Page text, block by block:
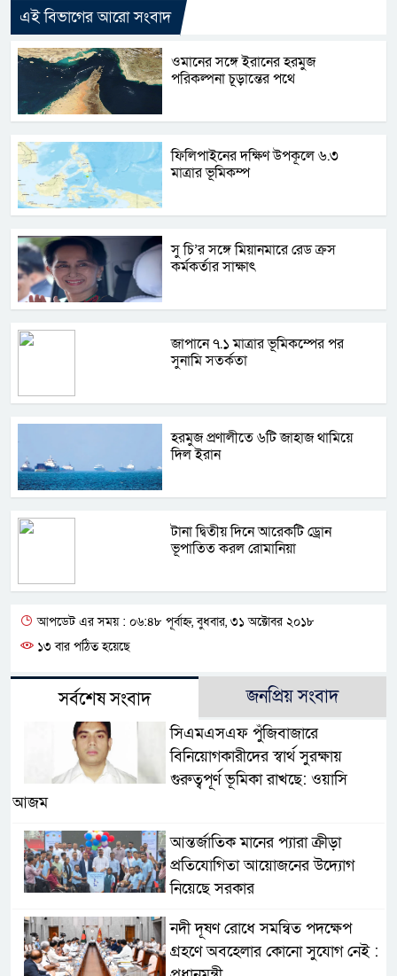
এই বিভাগের আরো সংবাদ
ওমানের সঙ্গে ইরানের হরমুজ
পরিকল্পনা চূড়ান্তের পথে
ফিলিপাইনের দক্ষিণ উপকূলে ৬.৩
মাত্রার ভূমিকম্প
সু চি’র সঙ্গে মিয়ানমারে রেড ক্রস
কর্মকর্তার সাক্ষাৎ
জাপানে ৭.১ মাত্রার ভূমিকম্পের পর
সুনামি সতর্কতা
হরমুজ প্রণালীতে ৬টি জাহাজ থামিয়ে
দিল ইরান
টানা দ্বিতীয় দিনে আরেকটি ড্রোন
ভূপাতিত করল রোমানিয়া
আপডেট এর সময় : ০৬:৪৮ পূর্বাহ্ন, বুধবার, ৩১ অক্টোবর ২০১৮
১৩ বার পঠিত হয়েছে
সর্বশেষ সংবাদ জনপ্রিয় সংবাদ
সিএমএসএফ পুঁজিবাজারে
বিনিয়োগকারীদের স্বার্থ সুরক্ষায়
গুরুত্বপূর্ণ ভূমিকা রাখছে: ওয়াসি
আজম
আন্তর্জাতিক মানের প্যারা ক্রীড়া
প্রতিযোগিতা আয়োজনের উদ্যোগ
নিয়েছে সরকার
নদী দূষণ রোধে সমন্বিত পদক্ষেপ
গ্রহণে অবহেলার কোনো সুযোগ নেই :